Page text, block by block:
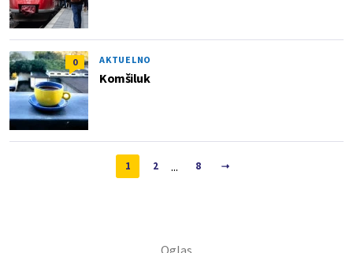
0 AKTUELNO
Komšiluk
1 2 ... 8